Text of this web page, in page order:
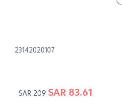
23142020107
83.61 SAR
209 SAR